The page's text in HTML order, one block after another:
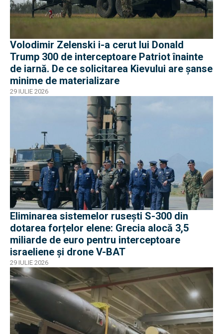
Volodimir Zelenski i-a cerut lui Donald
Trump 300 de interceptoare Patriot înainte
de iarnă. De ce solicitarea Kievului are șanse
minime de materializare
29 IULIE 2026
Eliminarea sistemelor rusești S-300 din
dotarea forțelor elene: Grecia alocă 3,5
miliarde de euro pentru interceptoare
israeliene și drone V-BAT
29 IULIE 2026